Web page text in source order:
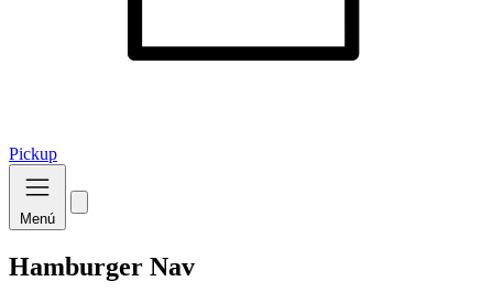
Pickup
Menú
Hamburger Nav